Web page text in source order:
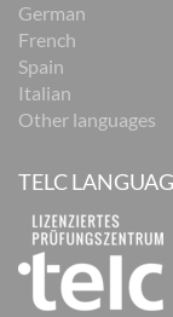
German
French
Spain
Italian
Other languages
TELC